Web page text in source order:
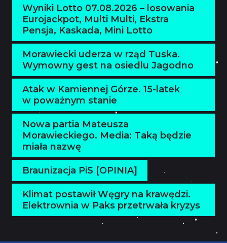
Wyniki Lotto 07.08.2026 – losowania
Eurojackpot, Multi Multi, Ekstra
Pensja, Kaskada, Mini Lotto
Morawiecki uderza w rząd Tuska.
Wymowny gest na osiedlu Jagodno
Atak w Kamiennej Górze. 15-latek
w poważnym stanie
Nowa partia Mateusza
Morawieckiego. Media: Taką będzie
miała nazwę
Braunizacja PiS [OPINIA]
Klimat postawił Węgry na krawędzi.
Elektrownia w Paks przetrwała kryzys